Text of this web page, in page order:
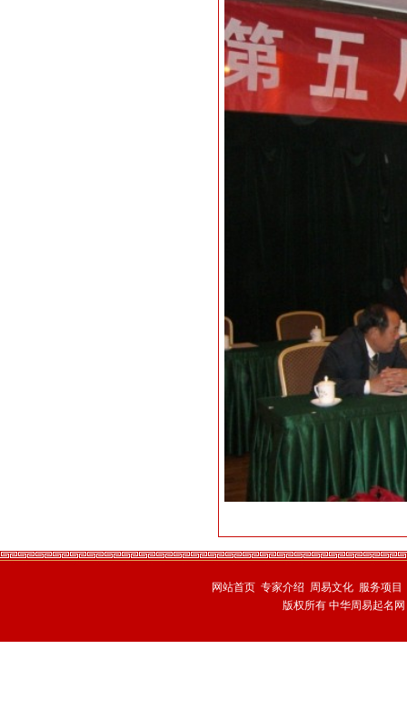
网站首页 专家介绍 周易文化 服务项目
版权所有 中华周易起名